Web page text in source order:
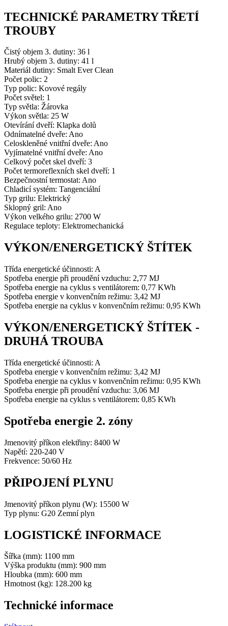
TECHNICKÉ PARAMETRY TŘETÍ
TROUBY
Čistý objem 3. dutiny: 36 l
Hrubý objem 3. dutiny: 41 l
Materiál dutiny: Smalt Ever Clean
Počet polic: 2
Typ polic: Kovové regály
Počet světel: 1
Typ světla: Žárovka
Výkon světla: 25 W
Otevírání dveří: Klapka dolů
Odnímatelné dveře: Ano
Celoskleněné vnitřní dveře: Ano
Vyjímatelné vnitřní dveře: Ano
Celkový počet skel dveří: 3
Počet termoreflexních skel dveří: 1
Bezpečnostní termostat: Ano
Chladicí systém: Tangenciální
Typ grilu: Elektrický
Sklopný gril: Ano
Výkon velkého grilu: 2700 W
Regulace teploty: Elektromechanická
VÝKON/ENERGETICKÝ ŠTÍTEK
Třída energetické účinnosti: A
Spotřeba energie při proudění vzduchu: 2,77 MJ
Spotřeba energie na cyklus s ventilátorem: 0,77 KWh
Spotřeba energie v konvenčním režimu: 3,42 MJ
Spotřeba energie na cyklus v konvenčním režimu: 0,95 KWh
VÝKON/ENERGETICKÝ ŠTÍTEK -
DRUHÁ TROUBA
Třída energetické účinnosti: A
Spotřeba energie v konvenčním režimu: 3,42 MJ
Spotřeba energie na cyklus v konvenčním režimu: 0,95 KWh
Spotřeba energie při proudění vzduchu: 3,06 MJ
Spotřeba energie na cyklus s ventilátorem: 0,85 KWh
Spotřeba energie 2. zóny
Jmenovitý příkon elektřiny: 8400 W
Napětí: 220-240 V
Frekvence: 50/60 Hz
PŘIPOJENÍ PLYNU
Jmenovitý příkon plynu (W): 15500 W
Typ plynu: G20 Zemní plyn
LOGISTICKÉ INFORMACE
Šířka (mm): 1100 mm
Výška produktu (mm): 900 mm
Hloubka (mm): 600 mm
Hmotnost (kg): 128.200 kg
Technické informace